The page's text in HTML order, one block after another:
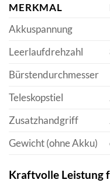
MERKMAL
Akkuspannung
Leerlaufdrehzahl
Bürstendurchmesser
Teleskopstiel
Zusatzhandgriff
Gewicht (ohne Akku)
Kraftvolle Leistung